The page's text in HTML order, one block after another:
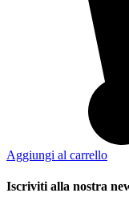
Aggiungi al carrello
Iscriviti alla nostra